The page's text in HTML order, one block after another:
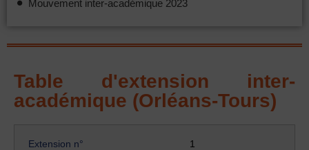
Mouvement inter-académique 2023
Table d'extension inter-
académique (Orléans-Tours)
Extension n° 1